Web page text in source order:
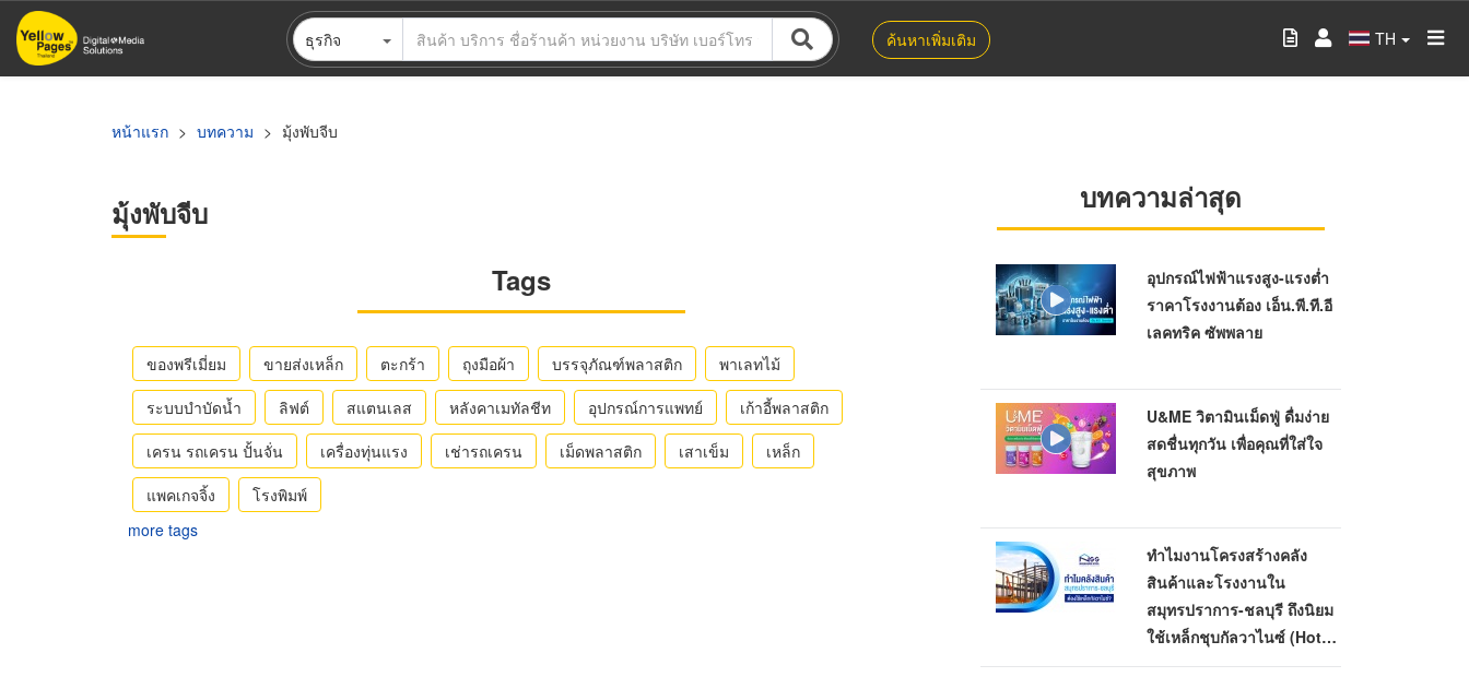
ข้าม
ไป
ธุรกิจ ค้นหาเพิ่มเติม TH
หน้าแรก บทความ มุ้งพับจีบ
มุ้งพับจีบ
Tags
ของพรีเมี่ยม ขายส่งเหล็ก ตะกร้า ถุงมือผ้า บรรจุภัณฑ์พลาสติก
พาเลทไม้
ระบบบำบัดน้ำ
ลิฟต์ สแตนเลส หลังคาเมทัลชีท อุปกรณ์การแพทย์
เก้าอี้พลาสติก
เครน รถเครน ปั้นจั่น
เครื่องทุ่นแรง เช่ารถเครน เม็ดพลาสติก เสาเข็ม
เหล็ก
แพคเกจจิ้ง
โรงพิมพ์
more tags
บทความล่าสุด
อุปกรณ์ไฟฟ้าแรงสูง-แรงต่ำ
ราคาโรงงานต้อง เอ็น.พี.ที.อี
เลคทริค ซัพพลาย
U&ME วิตามินเม็ดฟู่ ดื่มง่าย
สดชื่นทุกวัน เพื่อคุณที่ใส่ใจ
สุขภาพ
ทำไมงานโครงสร้างคลัง
สินค้าและโรงงานใน
สมุทรปราการ-ชลบุรี ถึงนิยม
ใช้เหล็กชุบกัลวาไนซ์ (Hot-
Dip Galvanized)